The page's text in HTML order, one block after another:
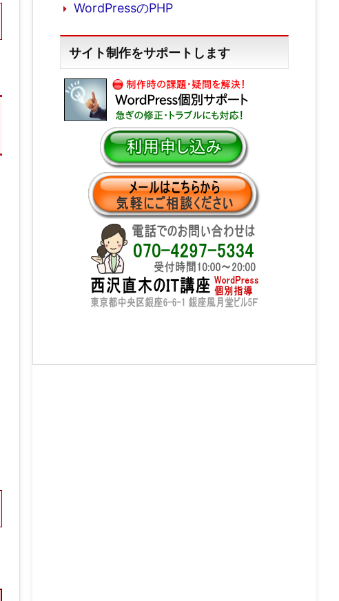
WordPressのPHP
サイト制作をサポートします